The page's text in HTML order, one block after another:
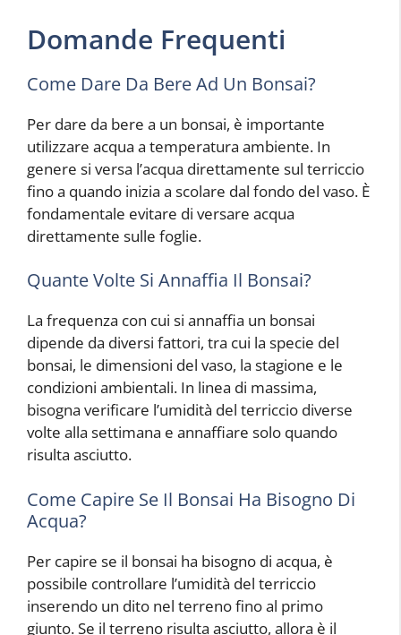
Domande Frequenti
Come Dare Da Bere Ad Un Bonsai?
Per dare da bere a un bonsai, è importante
utilizzare acqua a temperatura ambiente. In
genere si versa l’acqua direttamente sul terriccio
fino a quando inizia a scolare dal fondo del vaso. È
fondamentale evitare di versare acqua
direttamente sulle foglie.
Quante Volte Si Annaffia Il Bonsai?
La frequenza con cui si annaffia un bonsai
dipende da diversi fattori, tra cui la specie del
bonsai, le dimensioni del vaso, la stagione e le
condizioni ambientali. In linea di massima,
bisogna verificare l’umidità del terriccio diverse
volte alla settimana e annaffiare solo quando
risulta asciutto.
Come Capire Se Il Bonsai Ha Bisogno Di
Acqua?
Per capire se il bonsai ha bisogno di acqua, è
possibile controllare l’umidità del terriccio
inserendo un dito nel terreno fino al primo
giunto. Se il terreno risulta asciutto, allora è il